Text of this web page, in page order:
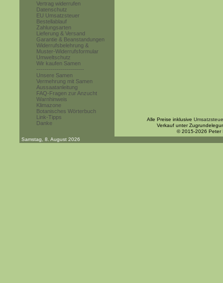
Vertrag widerrufen
Datenschutz
EU Umsatzsteuer
Bestellablauf
Zahlungsarten
Lieferung & Versand
Garantie & Beanstandungen
Widerrufsbelehrung &
Muster-Widerrufsformular
Umweltschutz
Wir kaufen Samen
------------------------
Unsere Samen
Vermehrung mit Samen
Aussaatanleitung
FAQ-Fragen zur Anzucht
Warnhinweis
Klimazone
Botanisches Wörterbuch
Link-Tipps
Danke
Alle Preise inklusive
Verkauf unter
© 2015-2026 Peter
Samstag, 8. August 2026